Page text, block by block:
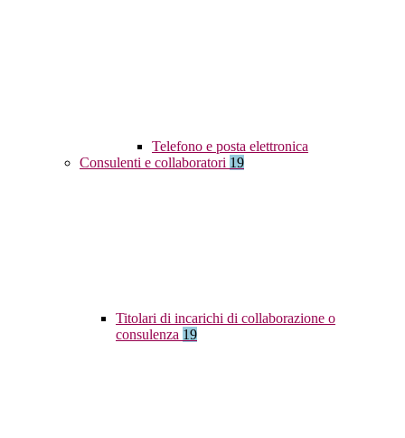
Telefono e posta elettronica
Consulenti e collaboratori 19
Titolari di incarichi di collaborazione o
consulenza 19